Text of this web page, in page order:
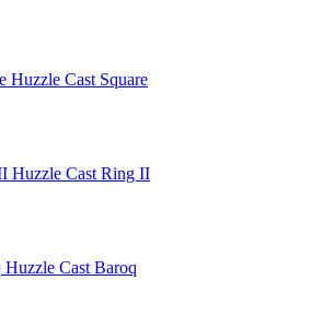
Huzzle Cast Square
Huzzle Cast Ring II
Huzzle Cast Baroq